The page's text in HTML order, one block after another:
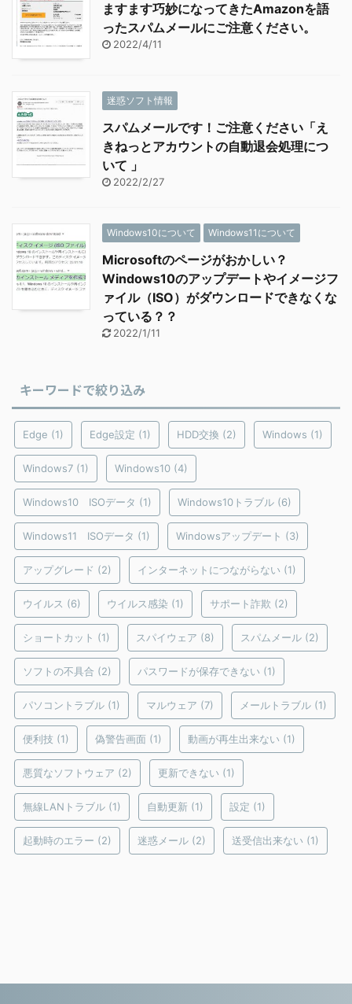
ますます巧妙になってきたAmazonを語
ったスパムメールにご注意ください。
2022/4/11
迷惑ソフト情報
スパムメールです！ご注意ください「え
きねっとアカウントの自動退会処理につ
いて 」
2022/2/27
Windows10について Windows11について
Microsoftのページがおかしい？
Windows10のアップデートやイメージフ
ァイル（ISO）がダウンロードできなくな
っている？？
2022/1/11
キーワードで絞り込み
Edge (1) Edge設定 (1) HDD交換 (2) Windows (1)
Windows7 (1) Windows10 (4)
Windows10 ISOデータ (1) Windows10トラブル (6)
Windows11 ISOデータ (1) Windowsアップデート (3)
アップグレード (2) インターネットにつながらない (1)
ウイルス (6) ウイルス感染 (1) サポート詐欺 (2)
ショートカット (1) スパイウェア (8) スパムメール (2)
ソフトの不具合 (2) パスワードが保存できない (1)
パソコントラブル (1) マルウェア (7) メールトラブル (1)
便利技 (1) 偽警告画面 (1) 動画が再生出来ない (1)
悪質なソフトウェア (2) 更新できない (1)
無線LANトラブル (1) 自動更新 (1) 設定 (1)
起動時のエラー (2) 迷惑メール (2) 送受信出来ない (1)